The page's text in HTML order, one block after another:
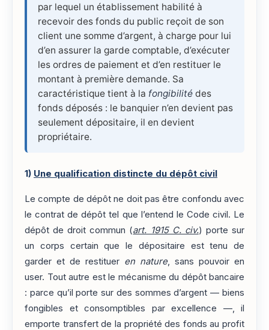
par lequel un établissement habilité à
recevoir des fonds du public reçoit de son
client une somme d’argent, à charge pour lui
d’en assurer la garde comptable, d’exécuter
les ordres de paiement et d’en restituer le
montant à première demande. Sa
caractéristique tient à la fongibilité des
fonds déposés : le banquier n’en devient pas
seulement dépositaire, il en devient
propriétaire.
1) Une qualification distincte du dépôt civil
Le compte de dépôt ne doit pas être confondu avec
le contrat de dépôt tel que l’entend le Code civil. Le
dépôt de droit commun (art. 1915 C. civ.) porte sur
un corps certain que le dépositaire est tenu de
garder et de restituer en nature, sans pouvoir en
user. Tout autre est le mécanisme du dépôt bancaire
: parce qu’il porte sur des sommes d’argent — biens
fongibles et consomptibles par excellence —, il
emporte transfert de la propriété des fonds au profit